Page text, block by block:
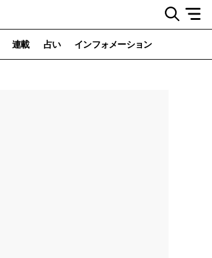
連載 占い インフォメーション